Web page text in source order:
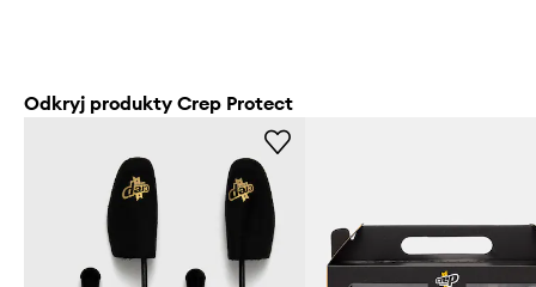
Odkryj produkty Crep Protect